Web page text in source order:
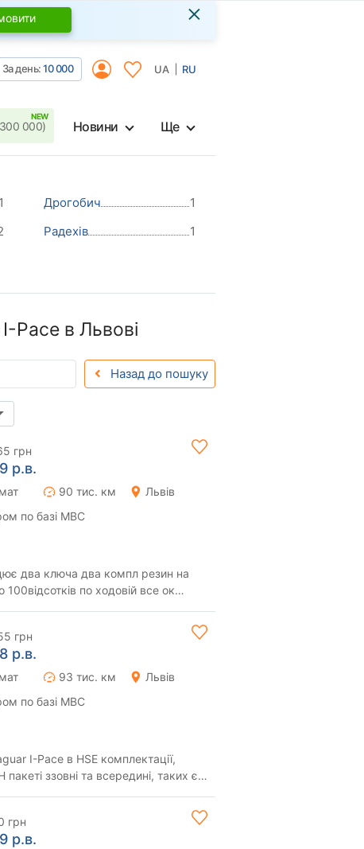
×
За день:10 000 UA RU
000) Новини Ще
1 Дрогобич
1
Радехів
1
Pace в Львові
Назад до пошуку
грн
р.в.
90 тис. км
Львів
по базі МВС
два ключа два компл резин на
по ходовій все ок
грн
р.в.
93 тис. км
Львів
по базі МВС
I-Pace в HSE комплектації,
ззовні та всередині, таких є
грн
р.в.